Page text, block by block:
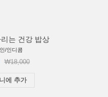
는 건강 밥상
/인디콤
₩18,000
에 추가